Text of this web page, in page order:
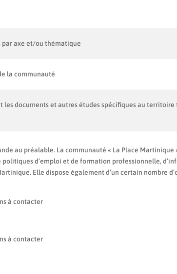
par axe et/ou thématique
la communauté
les documents et autres études spécifiques au territoire
au préalable. La communauté « La Place Martinique
politiques d’emploi et de formation professionnelle,
Elle dispose également d’un certain nombre
à contacter
à contacter